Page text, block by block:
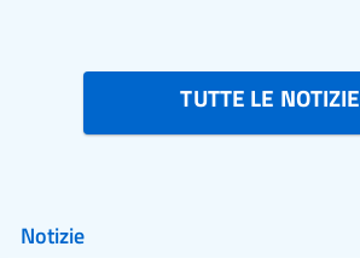
TUTTE LE NOTIZIE
Notizie